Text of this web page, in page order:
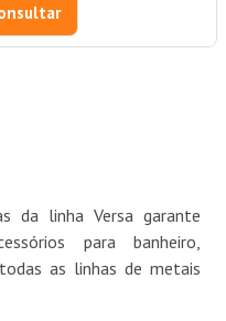
da linha Versa garante
para banheiro,
as linhas de metais